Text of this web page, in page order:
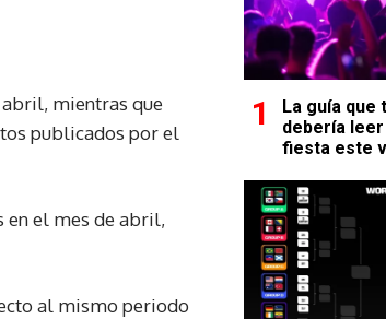
abril, mientras que
publicados por el
en el mes de abril,
al mismo periodo
La guía que
debería
fiesta este